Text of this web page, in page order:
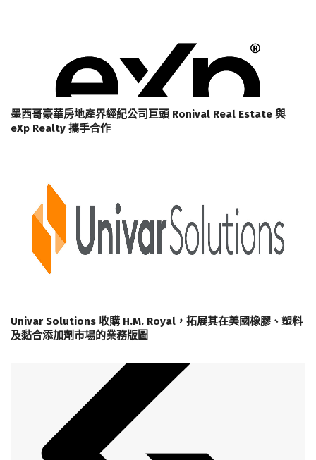
墨西哥豪華房地產界經紀公司巨頭 Ronival Real Estate 與
eXp Realty 攜手合作
Univar Solutions 收購 H.M. Royal，拓展其在美國橡膠、塑料
及黏合添加劑市場的業務版圖